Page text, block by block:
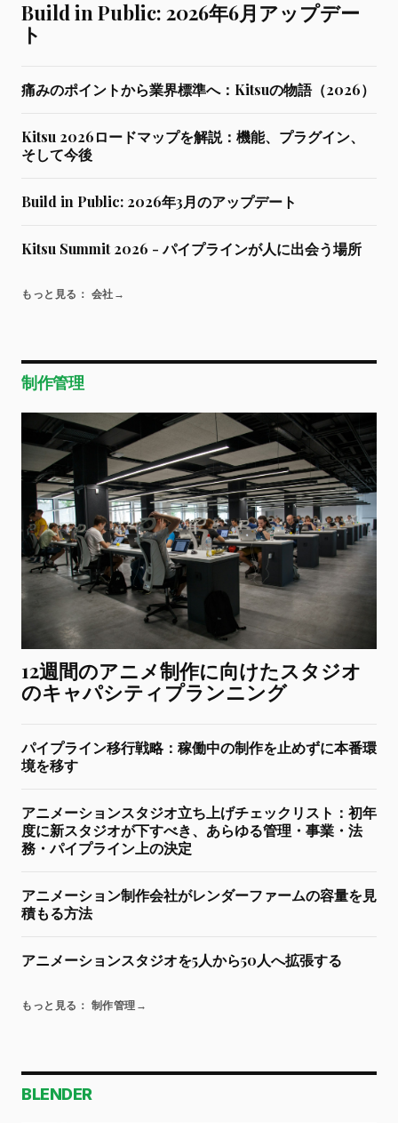
Build in Public: 2026年6月アップデー
ト
痛みのポイントから業界標準へ：Kitsuの物語（2026）
Kitsu 2026ロードマップを解説：機能、プラグイン、
そして今後
Build in Public: 2026年3月のアップデート
Kitsu Summit 2026 - パイプラインが人に出会う場所
もっと見る： 会社 →
制作管理
12週間のアニメ制作に向けたスタジオ
のキャパシティプランニング
パイプライン移行戦略：稼働中の制作を止めずに本番環
境を移す
アニメーションスタジオ立ち上げチェックリスト：初年
度に新スタジオが下すべき、あらゆる管理・事業・法
務・パイプライン上の決定
アニメーション制作会社がレンダーファームの容量を見
積もる方法
アニメーションスタジオを5人から50人へ拡張する
もっと見る： 制作管理 →
BLENDER